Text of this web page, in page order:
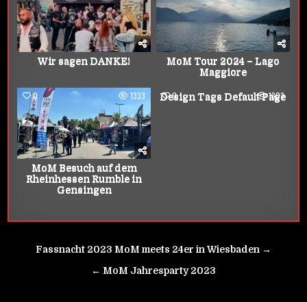
Wir sagen DANKE!
MoM Tour 2024 – Lago
Maggiore
0 1333
MoM Besuch auf dem
Rheinhessen Rumble in
Gensingen
0 1303
Design Tags Default Page
Beitrags-
Navigation
Fassnacht 2023 MoM meets 24er in Wiesbaden →
← MoM Jahresparty 2023